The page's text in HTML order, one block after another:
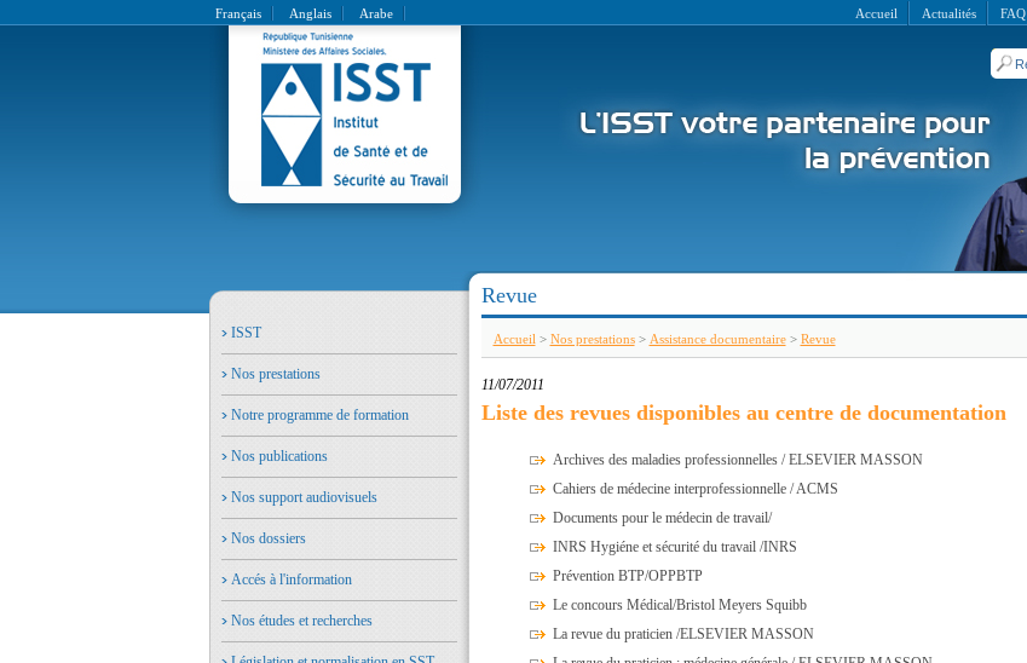
Français Anglais Arabe Accueil Actualités FAQ
ISST
Nos prestations
Notre programme de formation
Nos publications
Nos support audiovisuels
Nos dossiers
Accés à l'information
Nos études et recherches
Revue
Accueil > Nos prestations > Assistance documentaire > Revue
11/07/2011
Liste des revues disponibles au centre de documentation
Archives des maladies professionnelles / ELSEVIER MASSON
Cahiers de médecine interprofessionnelle / ACMS
Documents pour le médecin de travail/
INRS Hygiéne et sécurité du travail /INRS
Prévention BTP/OPPBTP
Le concours Médical/Bristol Meyers Squibb
La revue du praticien /ELSEVIER MASSON